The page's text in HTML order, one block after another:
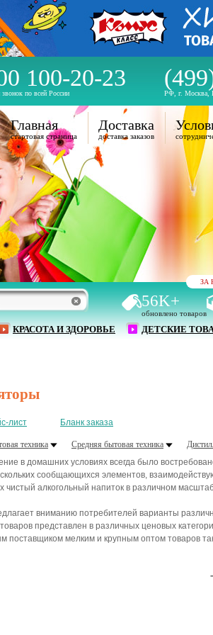
100-20-23
по всей России РФ, г. Москва,
ЗА
56K+
обновлено товаров
КРАСОТА И ЗДОРОВЬЕ ДЕТСКИЕ
Главная
стартовая страница
Доставка
доставка заказов
лист Бланк заказа
техника Средняя бытовая техника
в домашних условиях всегда было
сообщающихся элементов,
чистый алкогольный напиток в различном
вниманию потребителей варианты
представлен в различных ценовых
поставщиком мелким и крупным оптом товаров